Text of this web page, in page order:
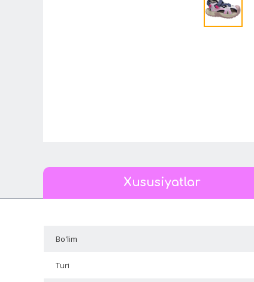
Xususiyatlar
Bo'lim
Turi